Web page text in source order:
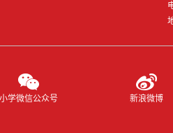
小学微信公众号 新浪微博